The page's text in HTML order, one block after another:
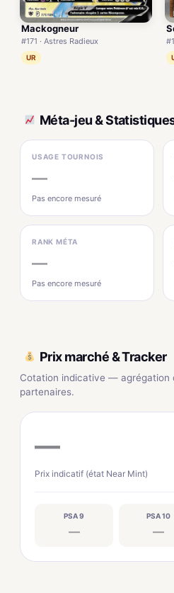
Mackogneur
#171 · Astres Radieux
UR
Méta-jeu &
USAGE TOURNOIS
—
Pas encore mesuré
RANK MÉTA
—
Pas encore mesuré
Prix marché & Tracker
Cotation indicative — agrégation
partenaires.
—
Prix indicatif (état Near Mint)
PSA 9
—
PSA 10
—